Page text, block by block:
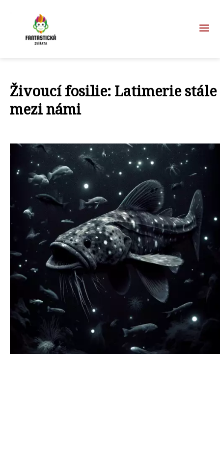
Živoucí fosilie: Latimerie stále
mezi námi